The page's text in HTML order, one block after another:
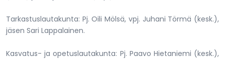
Tarkastuslautakunta: Pj. Oili Mölsä, vpj. Juhani Törmä (kesk.),
jäsen Sari Lappalainen.
Kasvatus- ja opetuslautakunta: Pj. Paavo Hietaniemi (kesk.),